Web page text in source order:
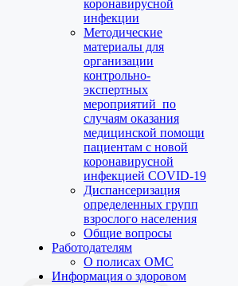
коронавирусной
инфекции
Методические
материалы для
организации
контрольно-
экспертных
мероприятий по
случаям оказания
медицинской помощи
пациентам с новой
коронавирусной
инфекцией COVID-19
Диспансеризация
определенных групп
взрослого населения
Общие вопросы
Работодателям
О полисах ОМС
Информация о здоровом